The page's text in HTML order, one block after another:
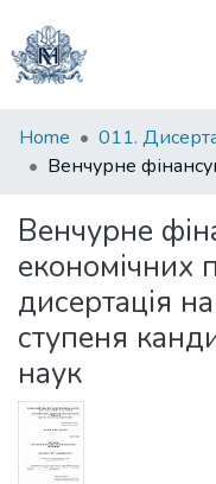
Communities
&
All of DSpace
Statistics
Home 011.
Венчурнe
економічних
дисертація
ступеня
наук